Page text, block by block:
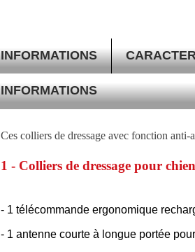
INFORMATIONS
INFORMATIONS
Ces colliers de dressage avec fonction
1 - Colliers de dressage pour
- 1 télécommande ergonomique
- 1 antenne courte à longue portée